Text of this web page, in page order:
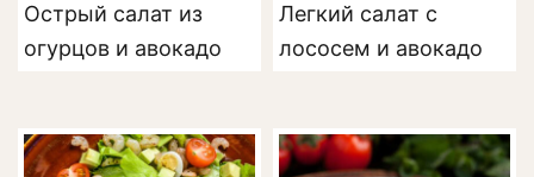
Острый салат из
огурцов и авокадо
Легкий салат с
лососем и авокадо